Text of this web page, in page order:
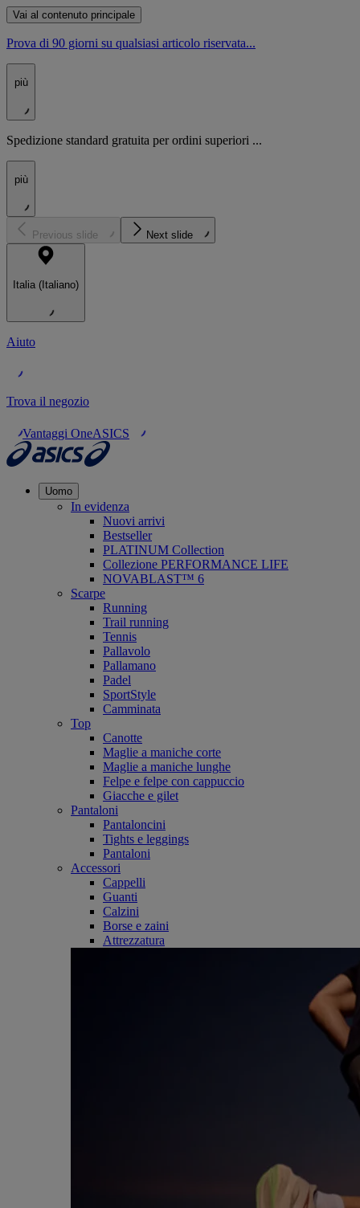
Vai al contenuto principale
Prova di 90 giorni su qualsiasi articolo riservata...
più
Spedizione standard gratuita per ordini superiori ...
più
Previous slide Next slide
Italia (Italiano)
Aiuto
Trova il negozio
Vantaggi OneASICS
Uomo
In evidenza
Nuovi arrivi
Bestseller
PLATINUM Collection
Collezione PERFORMANCE LIFE
NOVABLAST™ 6
Scarpe
Running
Trail running
Tennis
Pallavolo
Pallamano
Padel
SportStyle
Camminata
Top
Canotte
Maglie a maniche corte
Maglie a maniche lunghe
Felpe e felpe con cappuccio
Giacche e gilet
Pantaloni
Pantaloncini
Tights e leggings
Pantaloni
Accessori
Cappelli
Guanti
Calzini
Borse e zaini
Attrezzatura